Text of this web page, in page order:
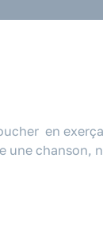
en
chanson,